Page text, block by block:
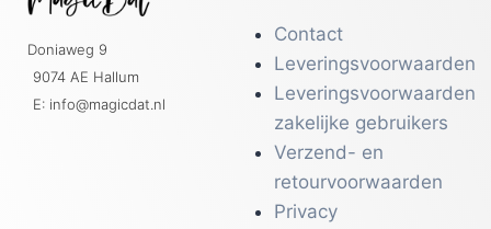
Doniaweg 9
9074 AE Hallum
E: info@magicdat.nl
Contact
Leveringsvoorwaarden
Leveringsvoorwaarden
zakelijke gebruikers
Verzend- en
retourvoorwaarden
Privacy